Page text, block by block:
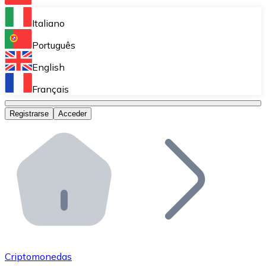
Bitnovo Ramp
Integra nuestra solución en tu plataforma.
Bitnovo Giftcards
Bitnovo OTC
Bitnovo ATM
Integra un ATM Bitnovo en tu negocio y permite que
Bitnovo API
Integra nuestra API en tu ecosistema.
Únete a nuestra red de distribuidores.
Italiano
Português
English
Français
Registrarse Acceder
Criptomonedas